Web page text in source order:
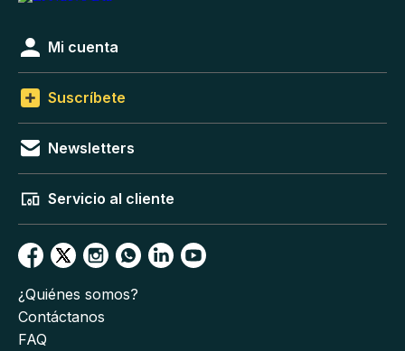
Mi cuenta
Suscríbete
Newsletters
Servicio al cliente
¿Quiénes somos?
Contáctanos
FAQ